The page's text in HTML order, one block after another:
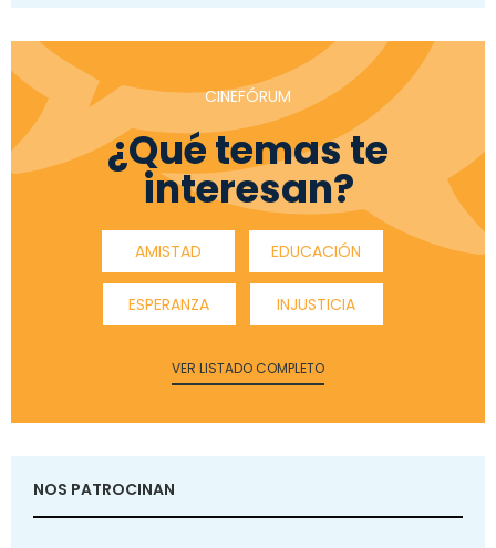
CINEFÓRUM
¿Qué temas te
interesan?
AMISTAD EDUCACIÓN
ESPERANZA INJUSTICIA
VER LISTADO COMPLETO
NOS PATROCINAN